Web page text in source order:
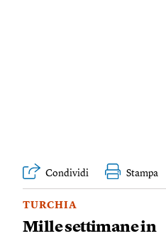
Condividi Stampa
TURCHIA
Mille settimane in